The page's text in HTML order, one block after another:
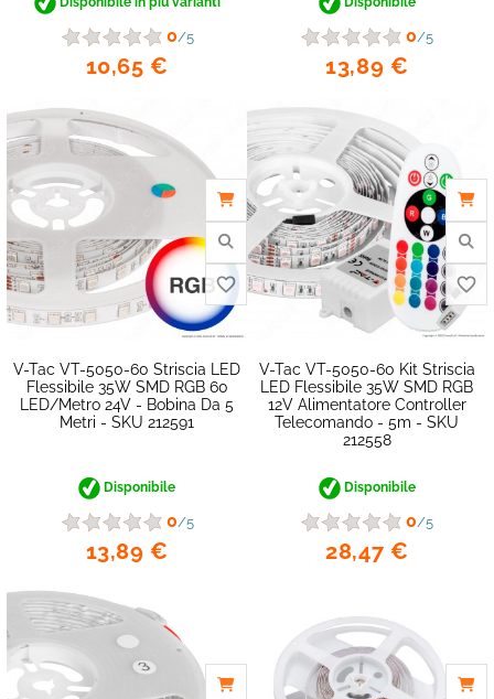
favorite_border
0/5
10,65 €
0/5
13,89 €
V-Tac VT-5050-60 Striscia LED
Flessibile 35W SMD RGB 60
LED/metro 24V - Bobina Da 5
Metri - SKU 212591
Disponibile
0/5
13,89 €
V-Tac VT-5050-60 Kit Striscia
LED Flessibile 35W SMD RGB
12V Alimentatore Controller
Telecomando - 5m - SKU
212558
Disponibile
0/5
28,47 €